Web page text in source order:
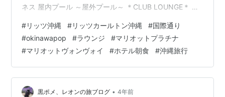
ネス 屋内プール ～屋外プール～ ＊CLUB LOUNGE＊ ～
ク）＊ ＊Activity＊ ＊朝食（グスク）＊ ＊リッツラウン
ジ（軽食ランチ）＊ ＊三矢本舗恩納店＊ ＊道の駅かでな
＊ ＊国際通り＊ 【リッツカールトン沖縄】 2022年7月、
４回目の結婚記念日はリッツカールトン沖縄で祝いまし
た🥂 この時期で土日だと通常なら…
#リッツ沖縄 #リッツカールトン沖縄 #国際通り
#okinawapop #ラウンジ #マリオットプラチナ
#マリオットヴォンヴォイ #ホテル朝食 #沖縄旅行
黒ポメ、レオンの旅ブログ • 4年前